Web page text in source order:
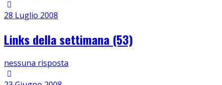
28 Luglio 2008
Links della settimana (53)
nessuna risposta